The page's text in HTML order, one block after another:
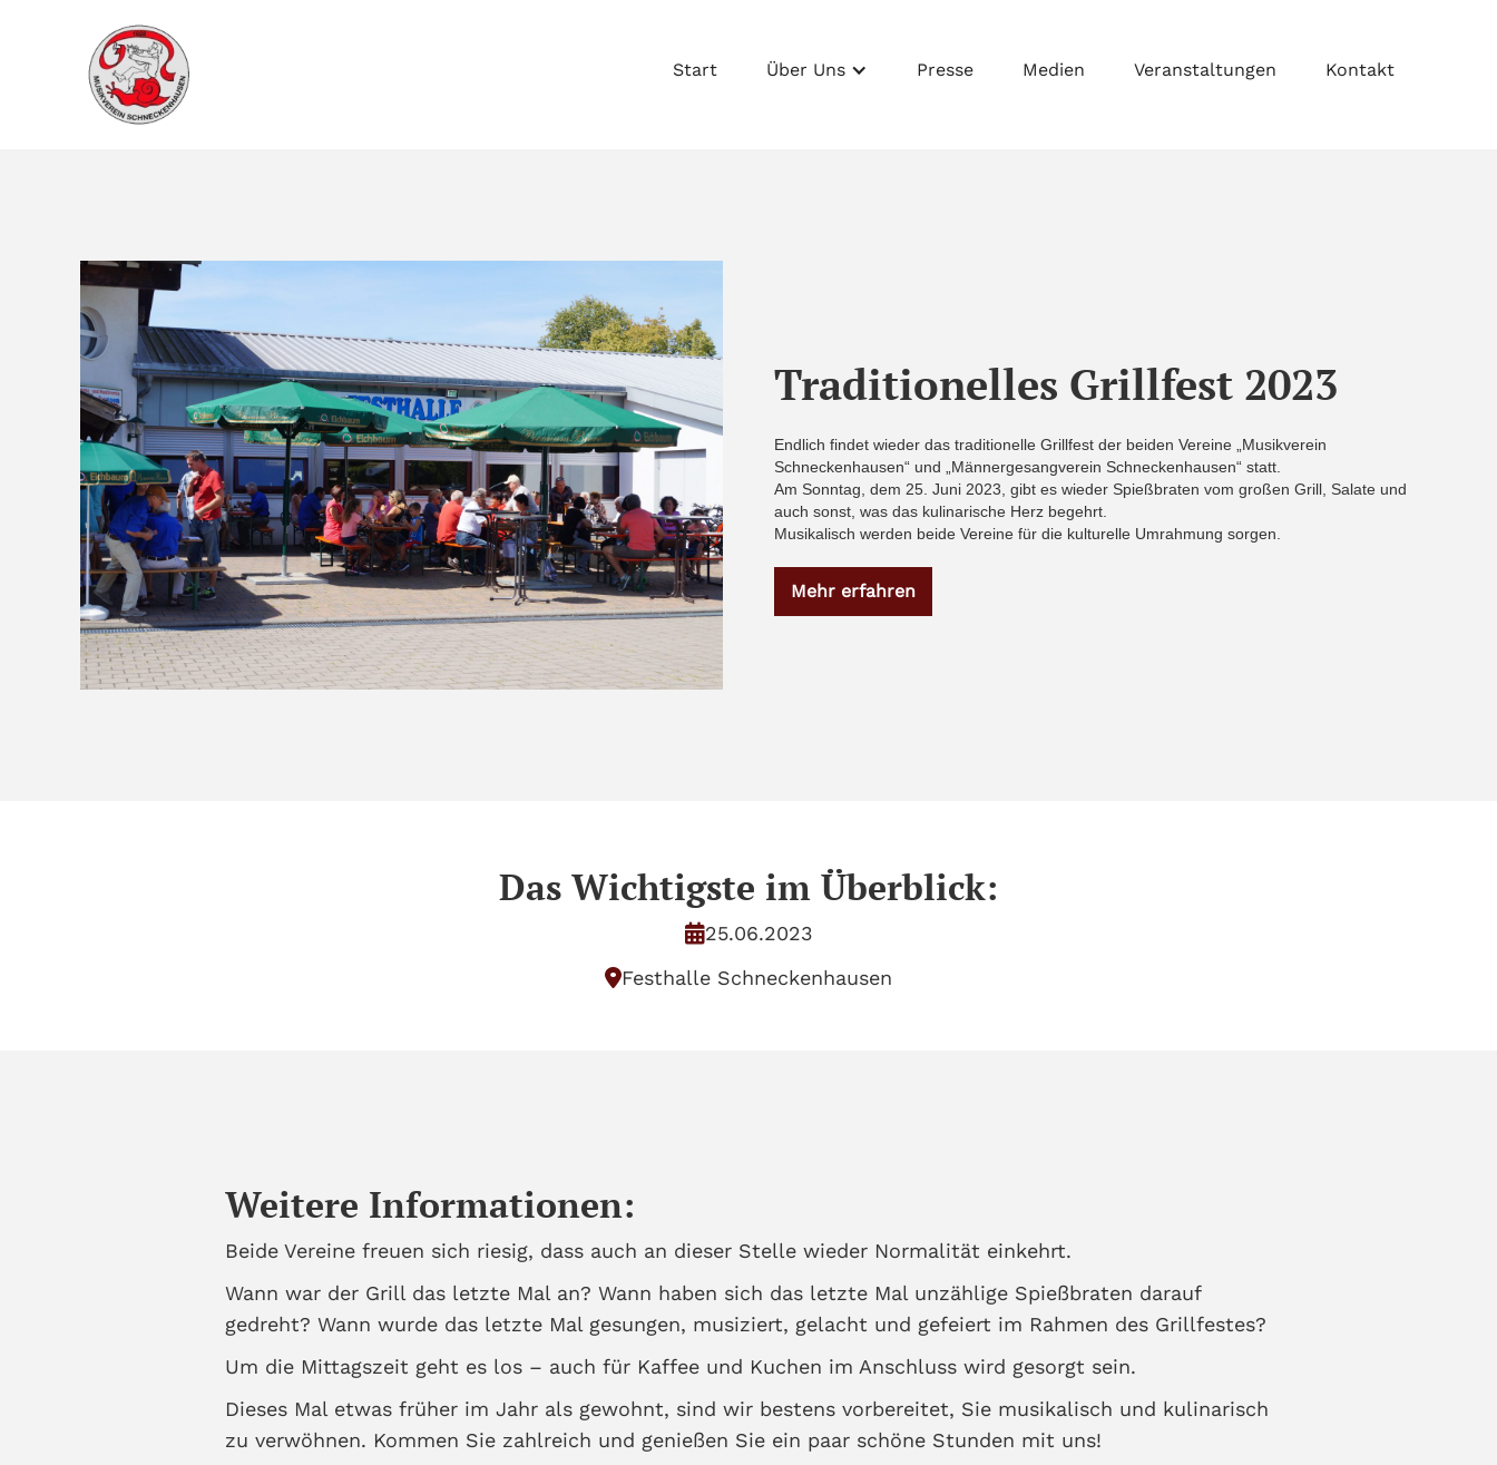
Start Über Uns Presse Medien Veranstaltungen Kontakt
Traditionelles Grillfest 2023
Endlich findet wieder das traditionelle Grillfest der beiden Vereine „Musikverein
Schneckenhausen“ und „Männergesangverein Schneckenhausen“ statt.
Am Sonntag, dem 25. Juni 2023, gibt es wieder Spießbraten vom großen Grill, Salate und
auch sonst, was das kulinarische Herz begehrt.
Musikalisch werden beide Vereine für die kulturelle Umrahmung sorgen.
Mehr erfahren
Das Wichtigste im Überblick:
25.06.2023
Festhalle Schneckenhausen
Weitere Informationen:
Beide Vereine freuen sich riesig, dass auch an dieser Stelle wieder Normalität einkehrt.
Wann war der Grill das letzte Mal an? Wann haben sich das letzte Mal unzählige Spießbraten darauf
gedreht? Wann wurde das letzte Mal gesungen, musiziert, gelacht und gefeiert im Rahmen des Grillfestes?
Um die Mittagszeit geht es los – auch für Kaffee und Kuchen im Anschluss wird gesorgt sein.
Dieses Mal etwas früher im Jahr als gewohnt, sind wir bestens vorbereitet, Sie musikalisch und kulinarisch
zu verwöhnen. Kommen Sie zahlreich und genießen Sie ein paar schöne Stunden mit uns!